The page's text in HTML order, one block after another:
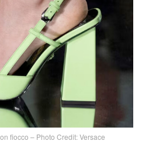
fiocco – Photo Credit: Versace